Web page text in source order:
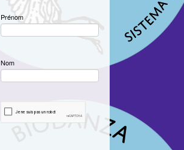
Prénom
Nom